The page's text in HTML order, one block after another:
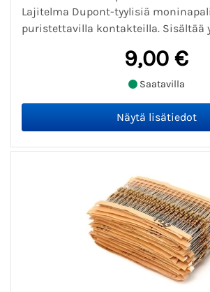
Lajitelma Dupont-tyylisiä
puristettavilla kontakteilla. Sisältää
9,00 €
Saatavilla